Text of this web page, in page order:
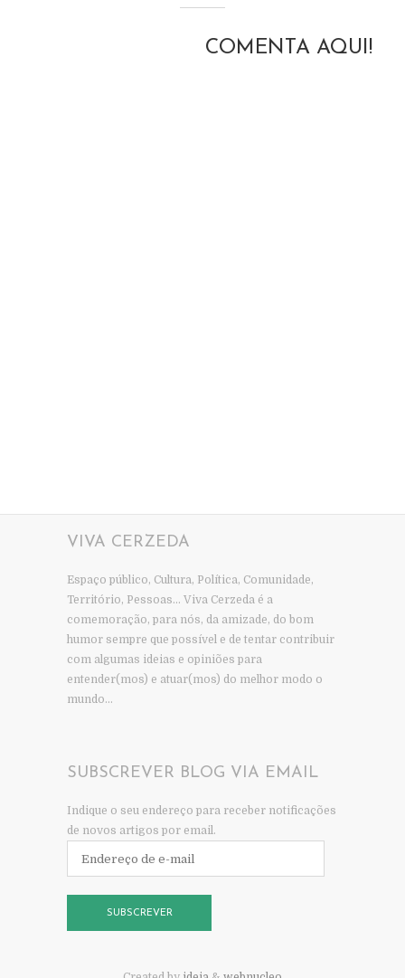
COMENTA AQUI!
VIVA CERZEDA
Espaço público, Cultura, Política, Comunidade,
Território, Pessoas… Viva Cerzeda é a
comemoração, para nós, da amizade, do bom
humor sempre que possível e de tentar contribuir
com algumas ideias e opiniões para
entender(mos) e atuar(mos) do melhor modo o
mundo…
SUBSCREVER BLOG VIA EMAIL
Indique o seu endereço para receber notificações
de novos artigos por email.
SUBSCREVER